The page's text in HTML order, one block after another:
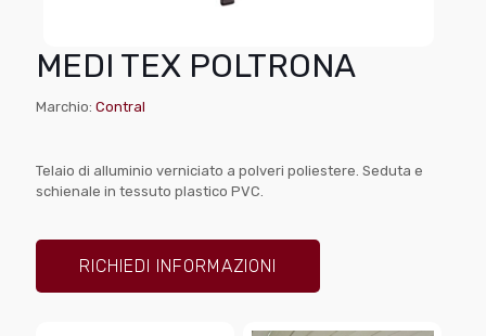
MEDI TEX POLTRONA
Marchio: Contral
Telaio di alluminio verniciato a polveri poliestere. Seduta e
schienale in tessuto plastico PVC.
RICHIEDI INFORMAZIONI